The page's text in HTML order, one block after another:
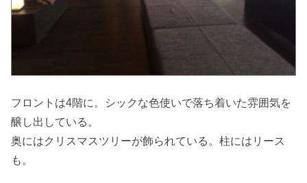
フロントは4階に。シックな色使いで落ち着いた雰囲気を
醸し出している。
奥にはクリスマスツリーが飾られている。柱にはリース
も。